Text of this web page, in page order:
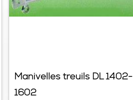
Manivelles treuils DL 1402-
1602